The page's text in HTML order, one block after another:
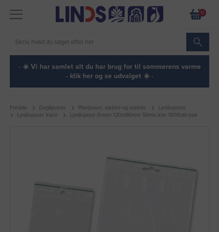
0
· ☀️ Vi har samlet alt du har brug for til sommerens varme
- klik her og se udvalget ☀️ ·
Forside Dagligvarer Plastposer, sække og stativer
Lynlåsposer
Lynlåsposer klare
Lynlåspose Green 120x180mm 50mic klar 1000stk/pak